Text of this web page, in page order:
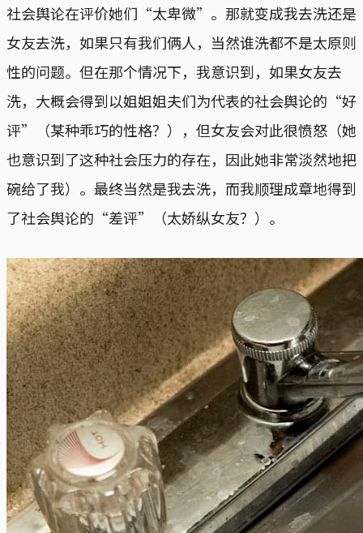
社会舆论在评价她们“太卑微”。那就变成我去洗还是
女友去洗，如果只有我们俩人，当然谁洗都不是太原则
性的问题。但在那个情况下，我意识到，如果女友去
洗，大概会得到以姐姐姐夫们为代表的社会舆论的“好
评”（某种乖巧的性格？），但女友会对此很愤怒（她
也意识到了这种社会压力的存在，因此她非常淡然地把
碗给了我）。最终当然是我去洗，而我顺理成章地得到
了社会舆论的“差评”（太娇纵女友？）。